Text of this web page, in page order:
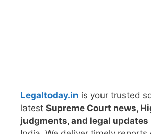
Legaltoday.in is your trusted
latest Supreme Court news,
judgments, and legal updates